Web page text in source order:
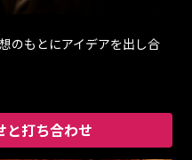
のもとにアイデアを出し合
と打ち合わせ